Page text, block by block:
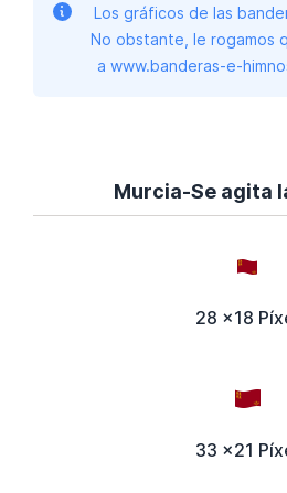
Los gráficos de las
No obstante, le rogamos
a www.banderas-e-
Murcia-Se agita
28 x18
33 x21